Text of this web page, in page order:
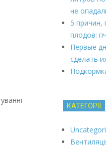
не
5 причин,
плодов:
Первые
сделать
КАТЕГОРІЇ